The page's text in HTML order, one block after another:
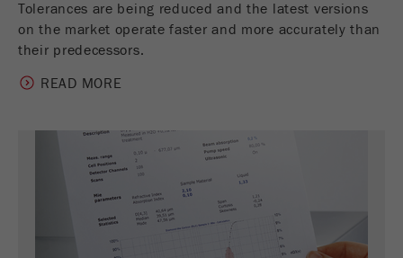
Tolerances are being reduced and the latest versions
on the market operate faster and more accurately than
their predecessors.
READ MORE